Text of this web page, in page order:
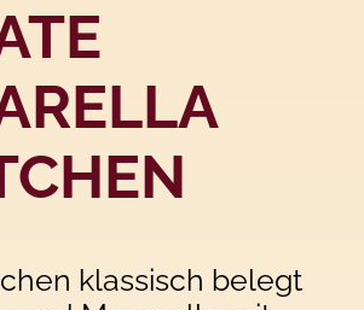
klassisch belegt